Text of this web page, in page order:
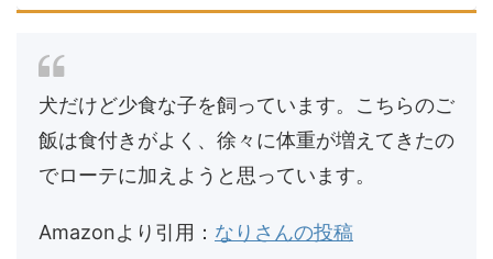
犬だけど少食な子を飼っています。こちらのご
飯は食付きがよく、徐々に体重が増えてきたの
でローテに加えようと思っています。
Amazonより引用： なりさんの投稿